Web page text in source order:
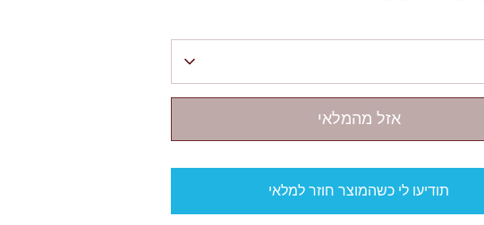
אזל מהמלאי
תודיעו לי כשהמוצר חוזר למלאי